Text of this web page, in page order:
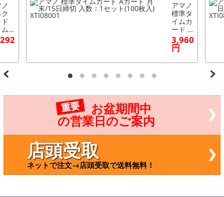
MX
アマノ
標準タ
イムカ
ード A
カード
月末/1
5日締
切 入
入) XTI
3,960
円
重要
お盆期間中
の営業日のご案内
店頭受取
ネットで注文→店頭受取で送料無料！